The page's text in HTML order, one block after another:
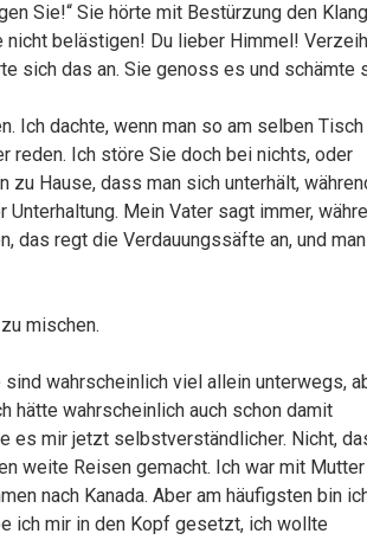
Sie!“ Sie hörte mit Bestürzung den Klang
nicht belästigen! Du lieber Himmel!
sich das an. Sie genoss es und schämte
Ich dachte, wenn man so am selben Tisch
reden. Ich störe Sie doch bei nichts, oder
Hause, dass man sich unterhält,
Mein Vater sagt immer,
das regt die Verdauungssäfte an, und man
mischen.
wahrscheinlich viel allein unterwegs,
hätte wahrscheinlich auch schon damit
es mir jetzt selbstverständlicher. Nicht,
weite Reisen gemacht. Ich war mit
nach Kanada. Aber am häufigsten bin
ich mir in den Kopf gesetzt, ich wollte